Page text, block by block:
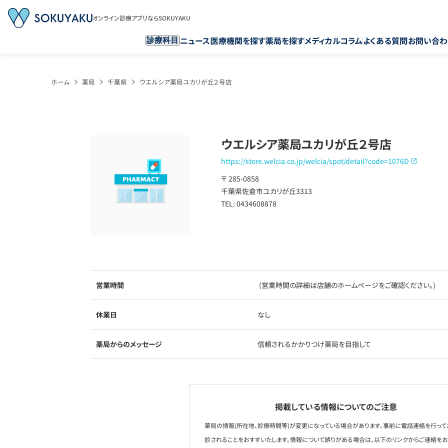
オンライン診療アプリならSOKUYAKU
診療科目 ニュース医療機関を探す薬局を探すメディカルコラムよくある質問お問い合
ホーム 薬局 千葉県 ウエルシア薬局ユカリが丘２号店
ウエルシア薬局ユカリが丘２号店
https://store.welcia.co.jp/welcia/spot/detail?code=1076D
〒 285-0858
千葉県佐倉市ユカリが丘3313
TEL: 0434608878
営業時間 (営業時間の詳細は店舗のホームページをご確認ください。)
休業日 なし
薬局からのメッセージ 信頼されるかかりつけ薬局を目指して
掲載している情報についてのご注意
薬局の情報(所在地、診療時間等)が変更になっている場合があります。事前に電話連絡を行っ
診されることをおすすいたします。情報について誤りがある場合は、以下のリンクからご連絡を